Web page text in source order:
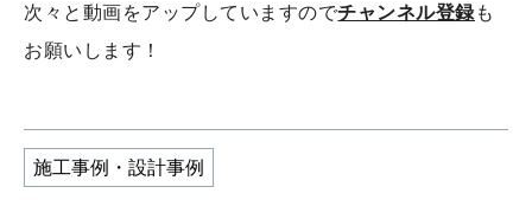
次々と動画をアップしていますのでチャンネル登録も
お願いします！
施工事例・設計事例